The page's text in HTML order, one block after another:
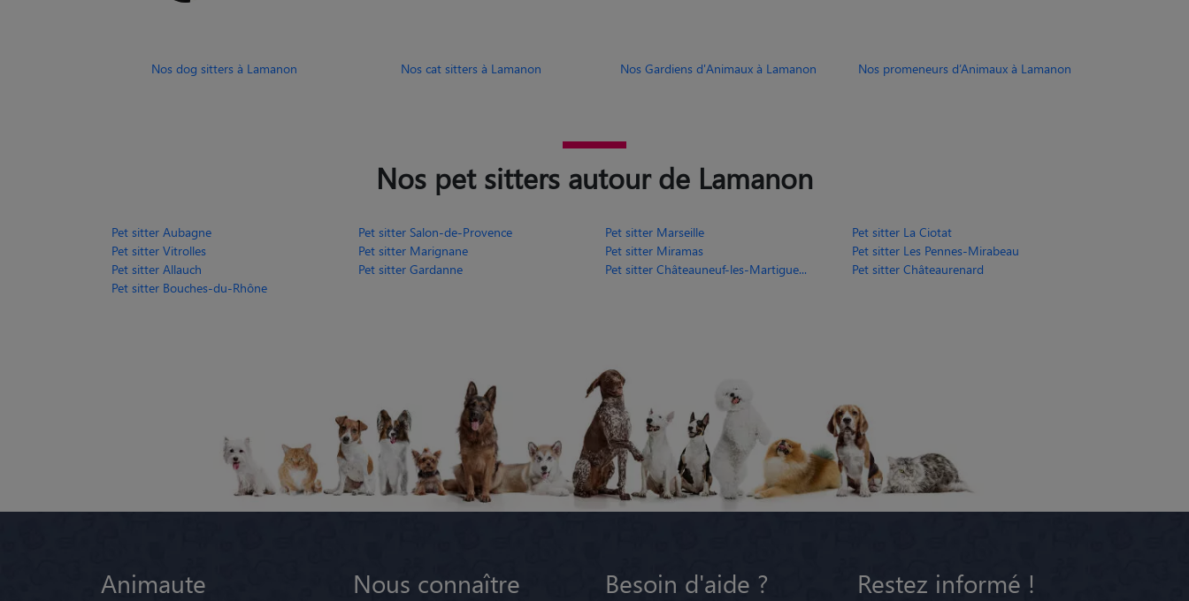
Nos dog sitters à Lamanon Nos cat sitters à Lamanon Nos Gardiens d'Animaux à Lamanon Nos promeneurs d’Animaux à Lamanon
Nos pet sitters autour de Lamanon
Pet sitter Aubagne Pet sitter Salon-de-Provence Pet sitter Marseille
Pet sitter La Ciotat
Pet sitter Vitrolles
Pet sitter Marignane Pet sitter Miramas
Pet sitter Les Pennes-Mirabeau
Pet sitter Allauch
Pet sitter Gardanne Pet sitter Châteauneuf-les-Martigue...
Pet sitter Châteaurenard
Pet sitter Bouches-du-Rhône
Animaute Nous connaître Besoin d'aide ? Restez informé !